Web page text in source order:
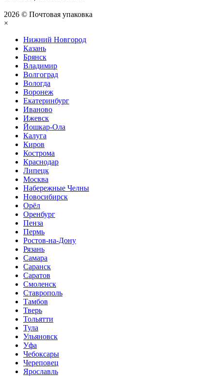
2026 © Почтовая упаковка
×
Нижний Нoвгород
Казань
Брянск
Владимир
Волгоград
Вологда
Воронеж
Екатеринбург
Иваново
Ижевск
Йошкар-Ола
Калуга
Киров
Кострома
Краснодар
Липецк
Москва
Набережные Челны
Новосибирск
Орёл
Оренбург
Пенза
Пермь
Ростов-на-Дону
Рязань
Самара
Саранск
Саратов
Смоленск
Ставрополь
Тамбов
Тверь
Тольятти
Тула
Ульяновск
Уфа
Чебоксары
Череповец
Ярославль